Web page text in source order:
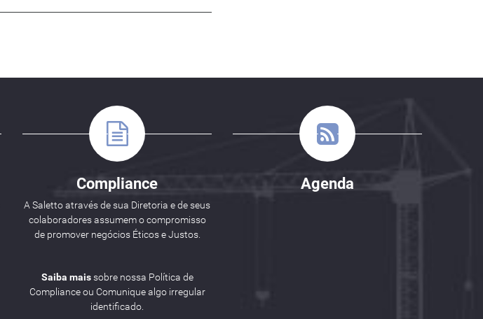
Compliance
A Saletto através de sua Diretoria e de seus
colaboradores assumem o compromisso
de promover negócios Éticos e Justos.
Saiba maissobre nossa Política de
Compliance ou Comunique algo irregular
identificado.
Agenda